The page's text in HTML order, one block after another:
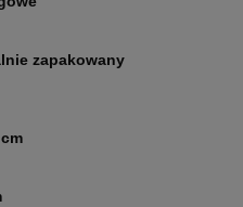
zapakowany